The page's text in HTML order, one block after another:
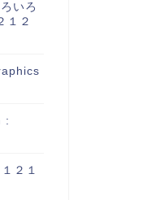
いろ
１２
:
１２１